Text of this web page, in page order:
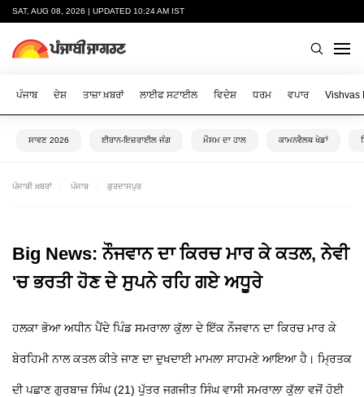
SAT, AUG 08, 2026 | UPDATED 10:24 AM IST
ਪੰਜਾਬ ਦੇਸ਼ ਤਾਜ਼ਾ ਖ਼ਬਰਾਂ ਲਾਈਫ ਸਟਾਈਲ ਵਿਦੇਸ਼ ਧਰਮ ਵਪਾਰ Vishvas
ਸਾਵਣ 2026 ਈਰਾਨ-ਇਜ਼ਰਾਈਲ ਜੰਗ ਮੌਸਮ ਦਾ ਹਾਲ ਕਾਮਨਵੈਲਥ ਖੇਡਾਂ
ਪੰਜਾਬੀ ਖ਼ਬਰਾਂ ਪੰਜਾਬ ਗੁਰਦਾਸਪੁਰ
Big News: ਨੌਜਵਾਨ ਦਾ ਕਿਰਚ ਮਾਰ ਕੇ ਕਤਲ, ਨੇਵੀ
'ਚ ਭਰਤੀ ਹੋਣ ਦੇ ਸੁਪਨੇ ਰਹਿ ਗਏ ਅਧੂਰੇ
ਹਲਕਾ ਭੋਆ ਅਧੀਨ ਪੈਂਦੇ ਪਿੰਡ ਸਮਰਾਲਾ ਕੁੱਲਾ ਦੇ ਇੱਕ ਨੌਜਵਾਨ ਦਾ ਕਿਰਚ ਮਾਰ ਕੇ
ਬੇਰਹਿਮੀ ਨਾਲ ਕਤਲ ਕੀਤੇ ਜਾਣ ਦਾ ਦੁਖਦਾਈ ਮਾਮਲਾ ਸਾਹਮਣੇ ਆਇਆ ਹੈ। ਮ੍ਰਿਤਕ
ਦੀ ਪਛਾਣ ਗੁਰਬਾਜ਼ ਸਿੰਘ (21) ਪੁੱਤਰ ਜਗਜੀਤ ਸਿੰਘ ਵਾਸੀ ਸਮਰਾਲਾ ਕੁੱਲਾ ਵਜੋਂ ਹੋਈ